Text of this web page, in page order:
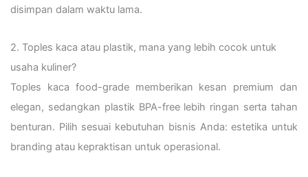
disimpan dalam waktu lama.
2. Toples kaca atau plastik, mana yang lebih cocok untuk
usaha kuliner?
Toples kaca food-grade memberikan kesan premium dan
elegan, sedangkan plastik BPA-free lebih ringan serta tahan
benturan. Pilih sesuai kebutuhan bisnis Anda: estetika untuk
branding atau kepraktisan untuk operasional.